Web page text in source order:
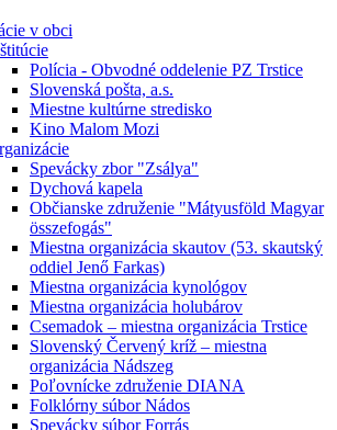
v obci
Polícia - Obvodné oddelenie PZ Trstice
Slovenská pošta, a.s.
Miestne kultúrne stredisko
Kino Malom Mozi
Spevácky zbor "Zsálya"
Dychová kapela
Občianske združenie "Mátyusföld Magyar
összefogás"
Miestna organizácia skautov (53. skautský
oddiel Jenő Farkas)
Miestna organizácia kynológov
Miestna organizácia holubárov
Csemadok – miestna organizácia Trstice
Slovenský Červený kríž – miestna
organizácia Nádszeg
Poľovnícke združenie DIANA
Folklórny súbor Nádos
Spevácky súbor Forrás